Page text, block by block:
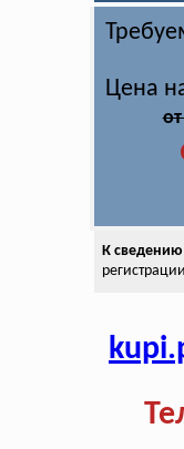
Цена
К сведению